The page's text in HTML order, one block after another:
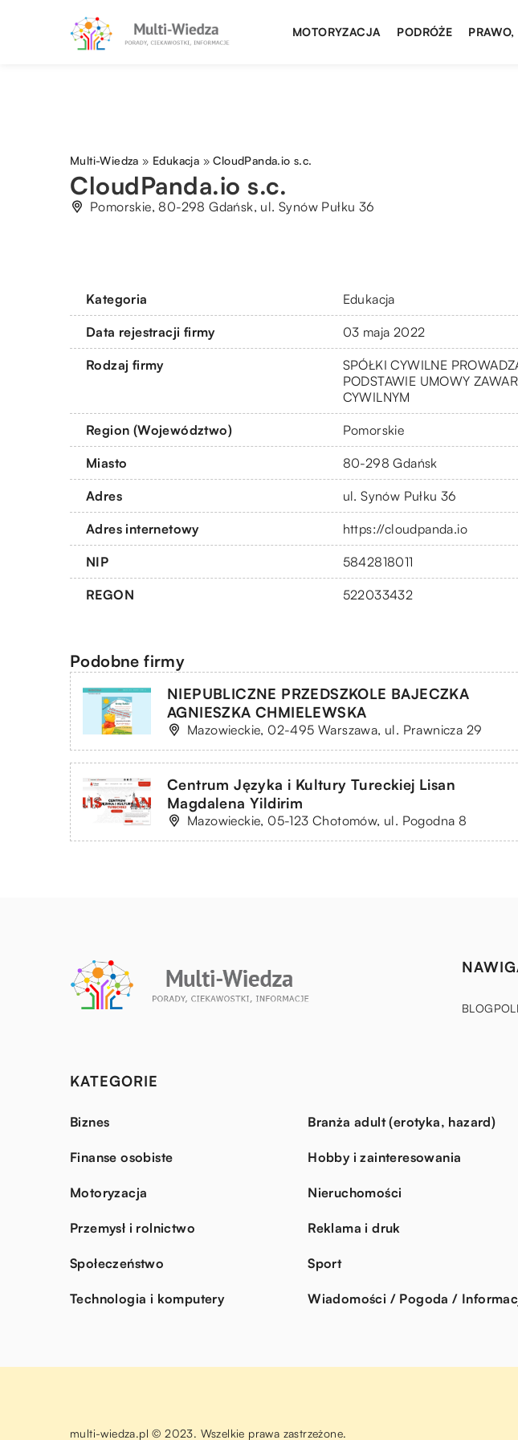
MOTORYZACJA PODRÓŻE
Multi-Wiedza » Edukacja »CloudPanda.io s.c.
CloudPanda.io s.c.
Pomorskie, 80-298 Gdańsk, ul. Synów Pułku 36
Kategoria Edukacja
Data rejestracji firmy 03 maja 2022
Rodzaj firmy
SPÓŁKI CYWILNE
PODSTAWIE UMOWY
CYWILNYM
Region (Województwo) Pomorskie
Miasto 80-298 Gdańsk
Adres ul. Synów Pułku 36
Adres internetowy https://cloudpanda.io
NIP 5842818011
REGON 522033432
Podobne firmy
NIEPUBLICZNE PRZEDSZKOLE BAJECZKA
AGNIESZKA CHMIELEWSKA
Mazowieckie, 02-495 Warszawa, ul. Prawnicza 29
Centrum Języka i Kultury Tureckiej Lisan
Magdalena Yildirim
Mazowieckie, 05-123 Chotomów, ul. Pogodna 8
BLOG
KATEGORIE
Biznes Branża adult (erotyka, hazard)
Finanse osobiste Hobby i zainteresowania
Motoryzacja Nieruchomości
Przemysł i rolnictwo Reklama i druk
Społeczeństwo Sport
Technologia i komputery Wiadomości / Pogoda /
multi-wiedza.pl © 2023. Wszelkie prawa zastrzeżone.